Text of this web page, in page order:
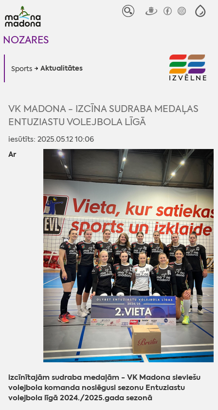
NOZARES
Sports Aktualitātes
IZVĒLNE
VK MADONA - IZCĪNA SUDRABA MEDAĻAS
ENTUZIASTU VOLEJBOLA LĪGĀ
iesūtīts: 2025.05.12 10:06
Ar
izcīnītajām sudraba medaļām - VK Madona sieviešu
volejbola komanda noslēgusi sezonu Entuziastu
volejbola līgā 2024./2025.gada sezonā